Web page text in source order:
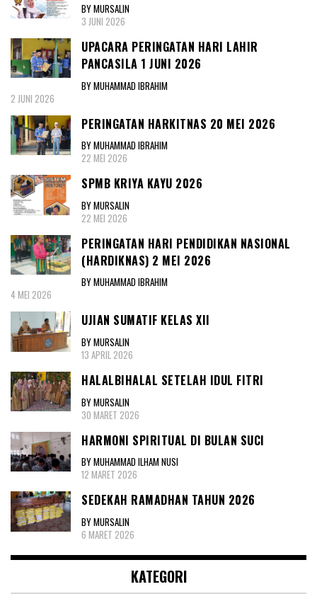
BY MURSALIN
3 JUNI 2026
UPACARA PERINGATAN HARI LAHIR
PANCASILA 1 JUNI 2026
BY MUHAMMAD IBRAHIM
2 JUNI 2026
PERINGATAN HARKITNAS 20 MEI 2026
BY MUHAMMAD IBRAHIM
22 MEI 2026
SPMB KRIYA KAYU 2026
BY MURSALIN
22 MEI 2026
PERINGATAN HARI PENDIDIKAN NASIONAL
(HARDIKNAS) 2 MEI 2026
BY MUHAMMAD IBRAHIM
4 MEI 2026
UJIAN SUMATIF KELAS XII
BY MURSALIN
13 APRIL 2026
HALALBIHALAL SETELAH IDUL FITRI
BY MURSALIN
30 MARET 2026
HARMONI SPIRITUAL DI BULAN SUCI
BY MUHAMMAD ILHAM NUSI
12 MARET 2026
SEDEKAH RAMADHAN TAHUN 2026
BY MURSALIN
6 MARET 2026
KATEGORI